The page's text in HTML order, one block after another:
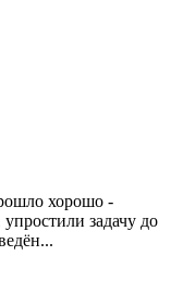
хорошо -
задачу до